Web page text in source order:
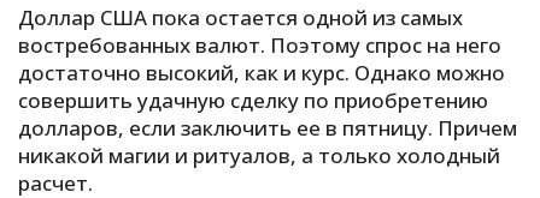
У
Х
Доллар США пока остается одной из самых
востребованных валют. Поэтому спрос на него
достаточно высокий, как и курс. Однако можно
совершить удачную сделку по приобретению
долларов, если заключить ее в пятницу. Причем
никакой магии и ритуалов, а только холодный
расчет.